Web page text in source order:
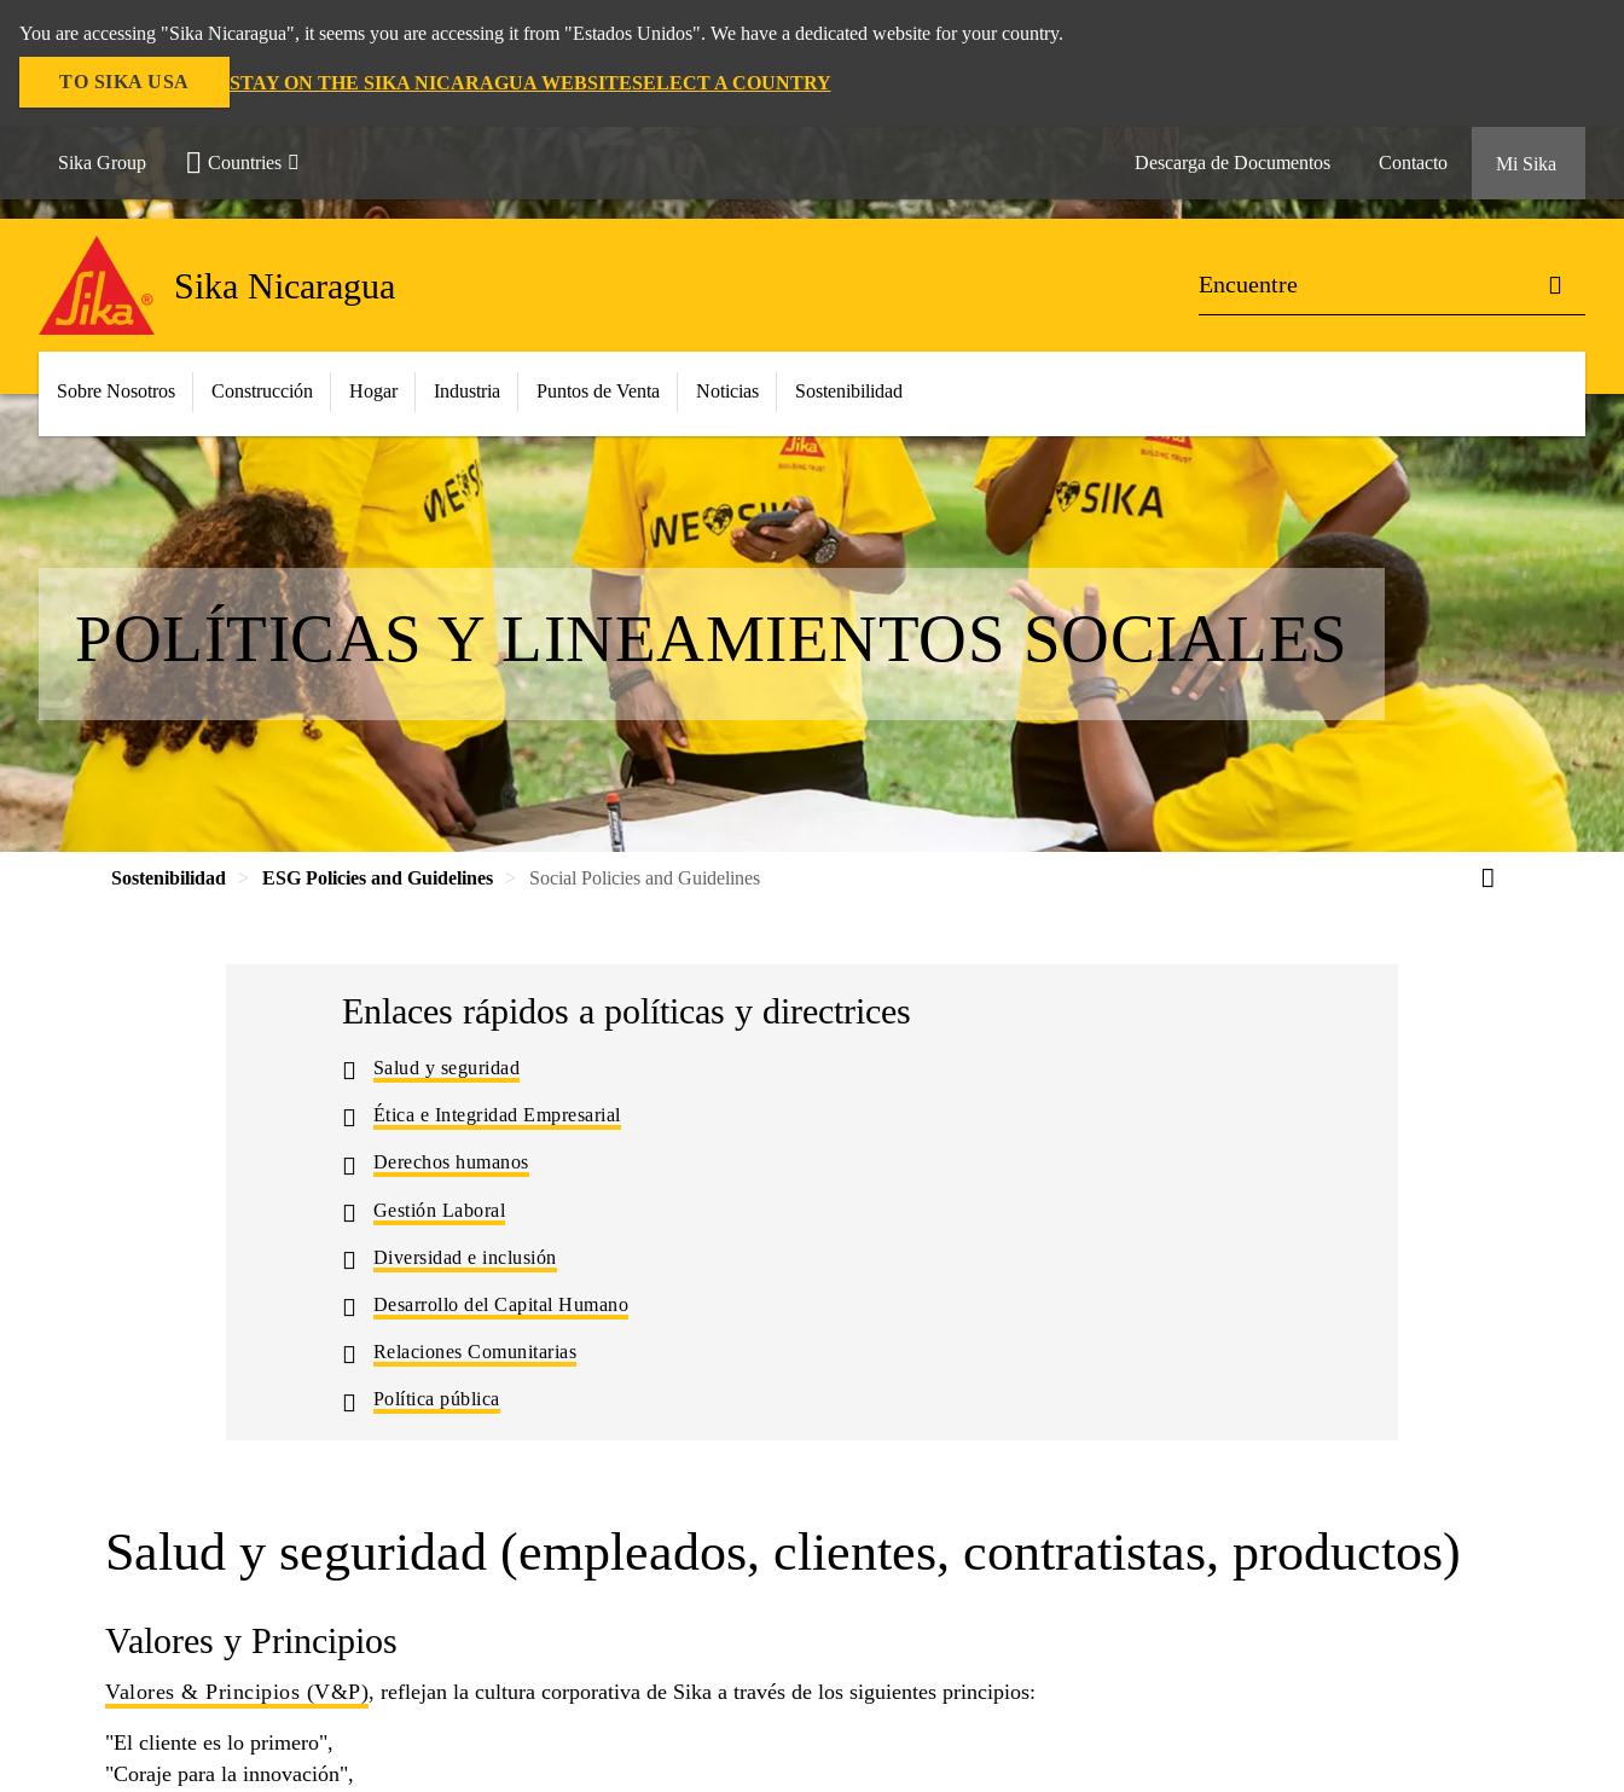
You are accessing "Sika Nicaragua", it seems you are accessing it from "Estados Unidos". We have a dedicated website for your country.
TO SIKA USA STAY ON THE SIKA NICARAGUA WEBSITESELECT A COUNTRY
Sika Group Countries Descarga de Documentos Contacto Mi Sika
Sika Nicaragua
Sobre Nosotros Construcción Hogar Industria Puntos de Venta Noticias Sostenibilidad
POLÍTICAS Y LINEAMIENTOS SOCIALES
Sostenibilidad ESG Policies and Guidelines Social Policies and Guidelines
Enlaces rápidos a políticas y directrices
Salud y seguridad
Ética e Integridad Empresarial
Derechos humanos
Gestión Laboral
Diversidad e inclusión
Desarrollo del Capital Humano
Relaciones Comunitarias
Política pública
Salud y seguridad (empleados, clientes, contratistas, productos)
Valores y Principios
Valores & Principios (V&P), reflejan la cultura corporativa de Sika a través de los siguientes principios:
"El cliente es lo primero",
"Coraje para la innovación",